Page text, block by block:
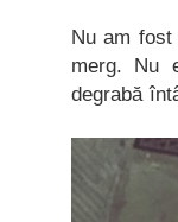
Nu am
merg. Nu
degrabă